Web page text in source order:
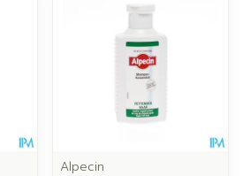
Alpecin